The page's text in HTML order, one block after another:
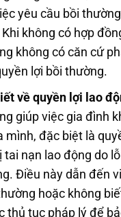
yêu cầu bồi
không có hợp
không có căn cứ
lợi bồi thường.
về quyền lợi lao
giúp việc gia đình
mình, đặc biệt là
tai nạn lao động do
Điều này dẫn đến
hoặc không
thủ tục pháp lý để